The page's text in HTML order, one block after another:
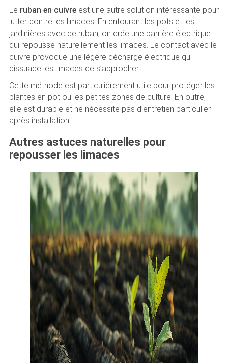
Le ruban en cuivreest une autre solution intéressante pour
lutter contre les limaces. En entourant les pots et les
jardinières avec ce ruban, on crée une barrière électrique
qui repousse naturellement les limaces. Le contact avec le
cuivre provoque une légère décharge électrique qui
dissuade les limaces de s’approcher.
Cette méthode est particulièrement utile pour protéger les
plantes en pot ou les petites zones de culture. En outre,
elle est durable et ne nécessite pas d’entretien particulier
après installation.
Autres astuces naturelles pour
repousser les limaces